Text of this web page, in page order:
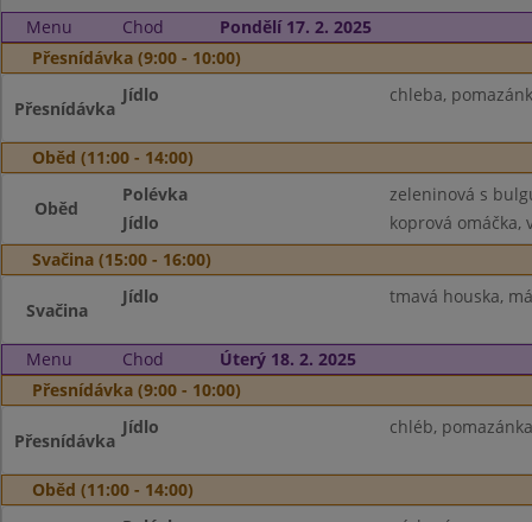
Menu Chod
Pondělí 17. 2. 2025
Přesnídávka (9:00 - 10:00)
Přesnídávka
Jídlo chleba,
Oběd (11:00 - 14:00)
Oběd
Polévka
zeleninová s
Jídlo
koprová omáčka,
Svačina (15:00 - 16:00)
Svačina
Jídlo tmavá houska,
Menu Chod
Úterý 18. 2. 2025
Přesnídávka (9:00 - 10:00)
Přesnídávka
Jídlo chléb,
Oběd (11:00 - 14:00)